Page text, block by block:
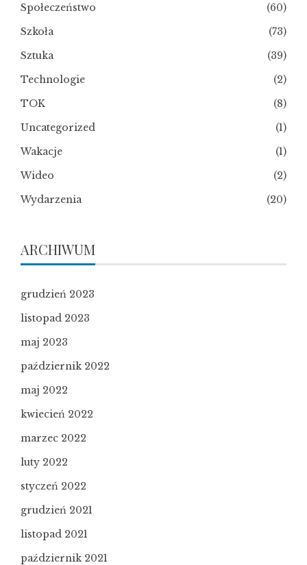
Społeczeństwo
(60)
Szkoła
(73)
Sztuka
(39)
Technologie
(2)
TOK
(8)
Uncategorized
(1)
Wakacje
(1)
Wideo
(2)
Wydarzenia
(20)
ARCHIWUM
grudzień 2023
listopad 2023
maj 2023
październik 2022
maj 2022
kwiecień 2022
marzec 2022
luty 2022
styczeń 2022
grudzień 2021
listopad 2021
październik 2021